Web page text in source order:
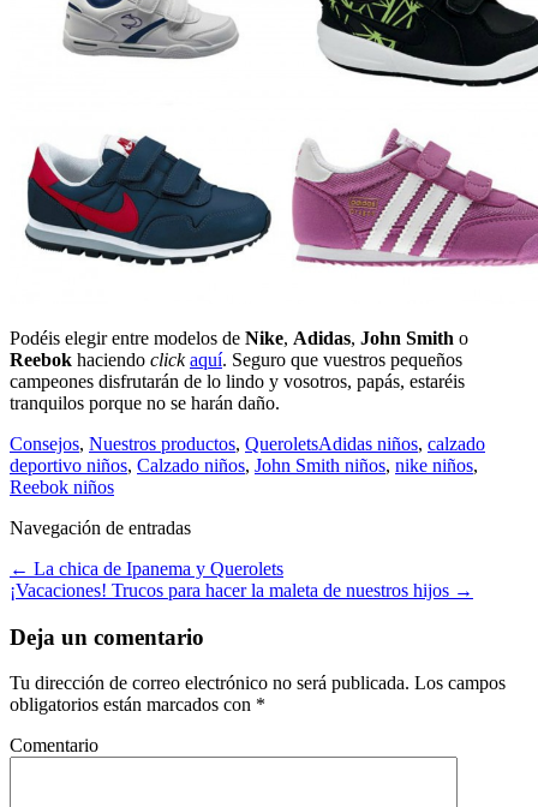
Podéis elegir entre modelos de Nike, Adidas, John Smith o
Reebok haciendo click aquí. Seguro que vuestros pequeños
campeones disfrutarán de lo lindo y vosotros, papás, estaréis
tranquilos porque no se harán daño.
Consejos, Nuestros productos, QueroletsAdidas niños, calzado
deportivo niños, Calzado niños, John Smith niños, nike niños,
Reebok niños
Navegación de entradas
← La chica de Ipanema y Querolets
¡Vacaciones! Trucos para hacer la maleta de nuestros hijos →
Deja un comentario
Tu dirección de correo electrónico no será publicada. Los campos
obligatorios están marcados con *
Comentario